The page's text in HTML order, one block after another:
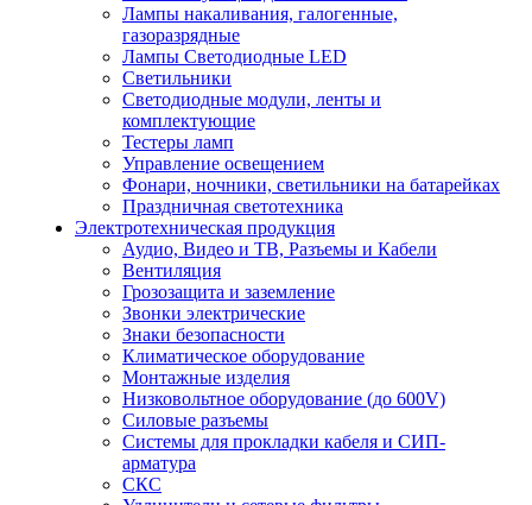
Лампы накаливания, галогенные,
газоразрядные
Лампы Светодиодные LED
Светильники
Светодиодные модули, ленты и
комплектующие
Тестеры ламп
Управление освещением
Фонари, ночники, светильники на батарейках
Праздничная светотехника
Электротехническая продукция
Аудио, Видео и ТВ, Разъемы и Кабели
Вентиляция
Грозозащита и заземление
Звонки электрические
Знаки безопасности
Климатическое оборудование
Монтажные изделия
Низковольтное оборудование (до 600V)
Силовые разъемы
Системы для прокладки кабеля и СИП-
арматура
СКС